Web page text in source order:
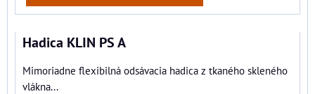
Hadica KLIN PS A
Mimoriadne flexibilná odsávacia hadica z tkaného skleného
vlákna...